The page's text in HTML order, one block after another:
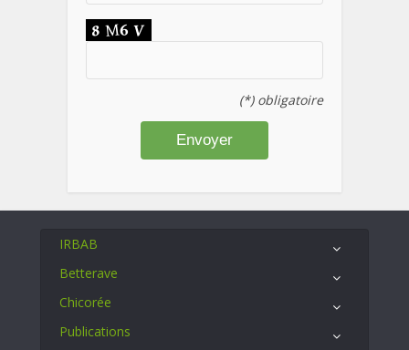
(*) obligatoire
IRBAB
Betterave
Chicorée
Publications